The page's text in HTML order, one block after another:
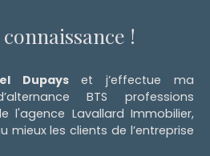
connaissance !
Dupayset j’effectue ma
BTS professions
l'agence Lavallard Immobilier,
les clients de l’entreprise